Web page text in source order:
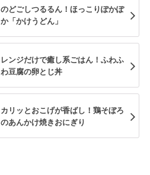
のどごしつるるん！ほっこりぽかぽ
か「かけうどん」
レンジだけで癒し系ごはん！ふわふ
わ豆腐の卵とじ丼
カリッとおこげが香ばし！鶏そぼろ
のあんかけ焼きおにぎり